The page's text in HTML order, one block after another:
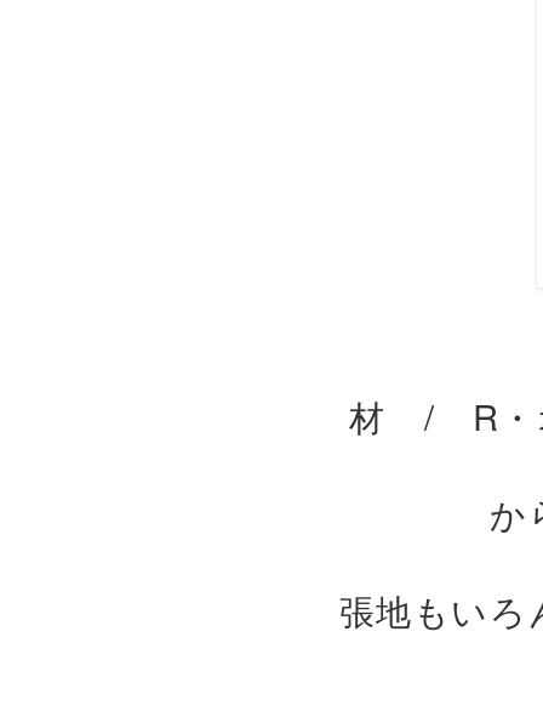
材 / R・
か
張地もいろ